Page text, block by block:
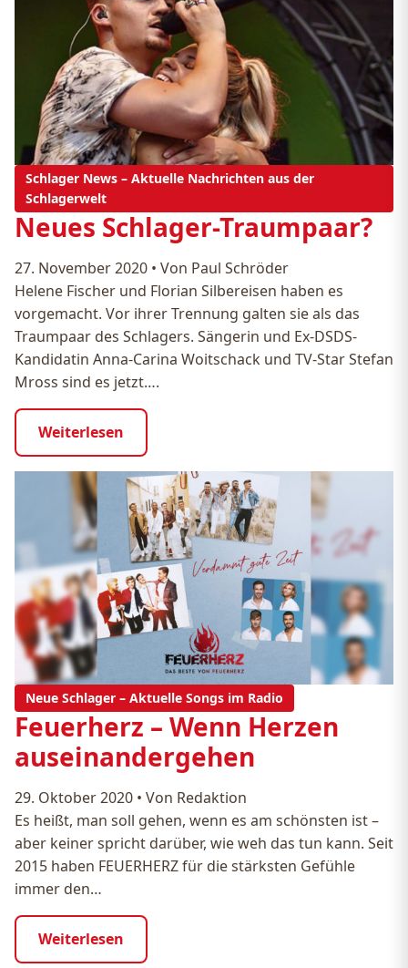
Schlager News – Aktuelle Nachrichten aus der
Schlagerwelt
Neues Schlager-Traumpaar?
27. November 2020 • Von Paul Schröder
Helene Fischer und Florian Silbereisen haben es
vorgemacht. Vor ihrer Trennung galten sie als das
Traumpaar des Schlagers. Sängerin und Ex-DSDS-
Kandidatin Anna-Carina Woitschack und TV-Star Stefan
Mross sind es jetzt….
Weiterlesen
Neue Schlager – Aktuelle Songs im Radio
Feuerherz – Wenn Herzen
auseinandergehen
29. Oktober 2020 • Von Redaktion
Es heißt, man soll gehen, wenn es am schönsten ist –
aber keiner spricht darüber, wie weh das tun kann. Seit
2015 haben FEUERHERZ für die stärksten Gefühle
immer den…
Weiterlesen